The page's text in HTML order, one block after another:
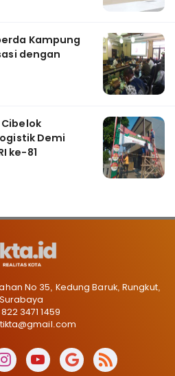
Kampung
dengan
Demi
ke-81
No 35, Kedung Baruk, Rungkut,
Surabaya
3471 1459